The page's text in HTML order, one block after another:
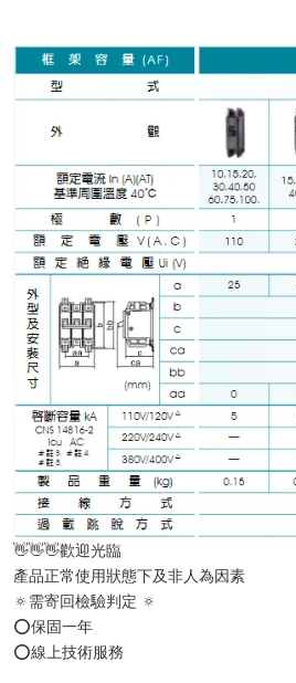
👋👋👋歡迎光臨
產品正常使用狀態下及非人為因素
🔅需寄回檢驗判定 🔅
⭕️保固一年
⭕️線上技術服務